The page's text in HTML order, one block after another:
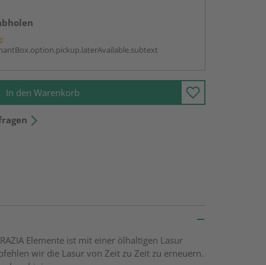
In den Warenkorb
Elemente ist mit einer ölhaltigen Lasur
wir die Lasur von Zeit zu Zeit zu erneuern.